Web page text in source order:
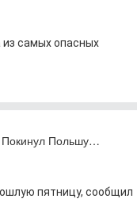
из самых опасных
Покинул Польшу…
пятницу, сообщил